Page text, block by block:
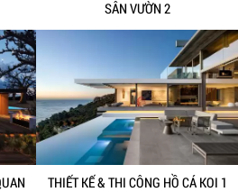
SÂN VƯỜN 2
THIẾT KẾ & THI CÔNG HỒ CÁ KOI 1